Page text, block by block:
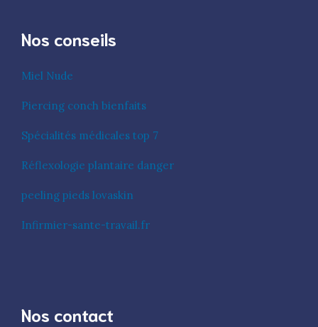
Nos conseils
Miel Nude
Piercing conch bienfaits
Spécialités médicales top 7
Réflexologie plantaire danger
peeling pieds lovaskin
Infirmier-sante-travail.fr
Nos contact